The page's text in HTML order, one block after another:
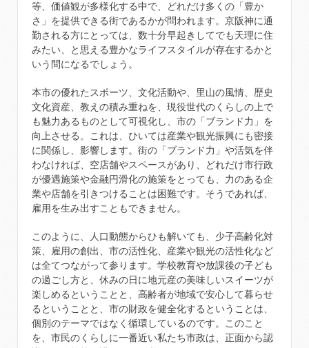
等、価値観が多様化する中で、どれだけ多くの「豊か
さ」を提供できる街であるかが問われます。京阪神に通
勤される方にとっては、数十分早起きしてでも天理に住
みたい、と思える豊かなライフスタイルが存在するかと
いう問になるでしょう。
本市の優れたスポーツ、文化活動や、里山の風情、歴史
文化資産、教えの積み重ねを、現役世代のくらしの上で
も魅力あるものとして可視化し、市の「ブランド力」を
向上させる。これは、ひいては産業や観光振興にも密接
に関係し、影響します。街の「ブランド力」や活気を伴
わなければ、空店舗やスペースがあり、どれだけ市行政
が優遇施策や金融円滑化の施策をとっても、力のある企
業や店舗を引きつけることは困難です。そうであれば、
雇用を生み出すこともできません。
このように、人口動態からひも解いても、少子高齢化対
策、雇用の創出、市の活性化、産業や観光の活性化など
は全てつながって参ります。学校教育や放課後の子ども
の過ごし方と、休みの日に地元産の美味しいスイーツが
楽しめるということと、高齢者が地域で安心して暮らせ
るということと、市の財政を健全化するということは、
個別のテーマではなく循環しているのです。このこと
を、市民のくらしに一番近い私たち市政は、正面から認